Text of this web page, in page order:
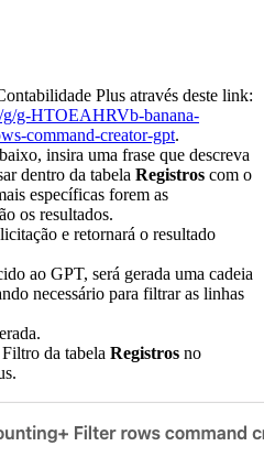
Plus através deste link:
g/g-HTOEAHRVb-banana-
command-creator-gpt.
insira uma frase que descreva
dentro da tabela Registros com o
específicas forem as
os resultados.
e retornará o resultado
ao GPT, será gerada uma cadeia
necessário para filtrar as linhas
da tabela Registros no